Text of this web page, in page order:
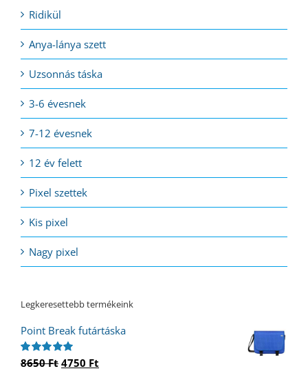
Ridikül
Anya-lánya szett
Uzsonnás táska
3-6 évesnek
7-12 évesnek
12 év felett
Pixel szettek
Kis pixel
Nagy pixel
Legkeresettebb termékeink
Point Break futártáska
Értékelés:
8650Ft Original
4750 Ft